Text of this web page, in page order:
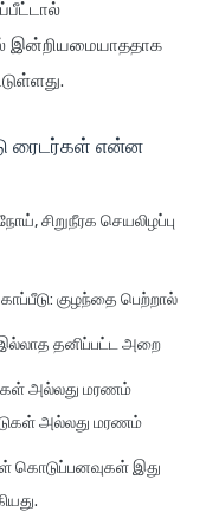
இன்றியமையாததாக
ரைடர்கள் என்ன
சிறுநீரக செயலிழப்பு
குழந்தை பெற்றால்
தனிப்பட்ட அறை
அல்லது மரணம்
அல்லது மரணம்
கொடுப்பனவுகள் இது